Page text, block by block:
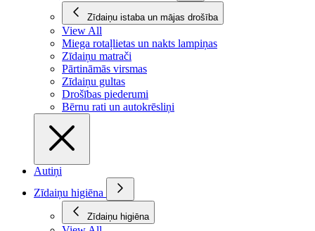
Zīdaiņu istaba un mājas drošība
View All
Miega rotaļlietas un nakts lampiņas
Zīdaiņu matrači
Pārtināmās virsmas
Zīdaiņu gultas
Drošības piederumi
Bērnu rati un autokrēsliņi
Autiņi
Zīdaiņu higiēna
Zīdaiņu higiēna